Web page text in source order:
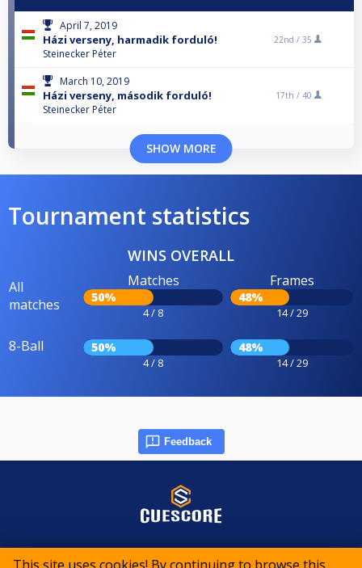
April 7, 2019
Házi verseny, harmadik forduló!
Steinecker Péter
22nd / 35
March 10, 2019
Házi verseny, második forduló!
Steinecker Péter
17th / 40
SHOW MORE
Tournament statistics
WINS OVERALL
All
matches
Matches
50%
4 / 8
Frames
48%
14 / 29
8-Ball 50%
4 / 8
48%
14 / 29
Feedback
© 2015-2026 CueScore International